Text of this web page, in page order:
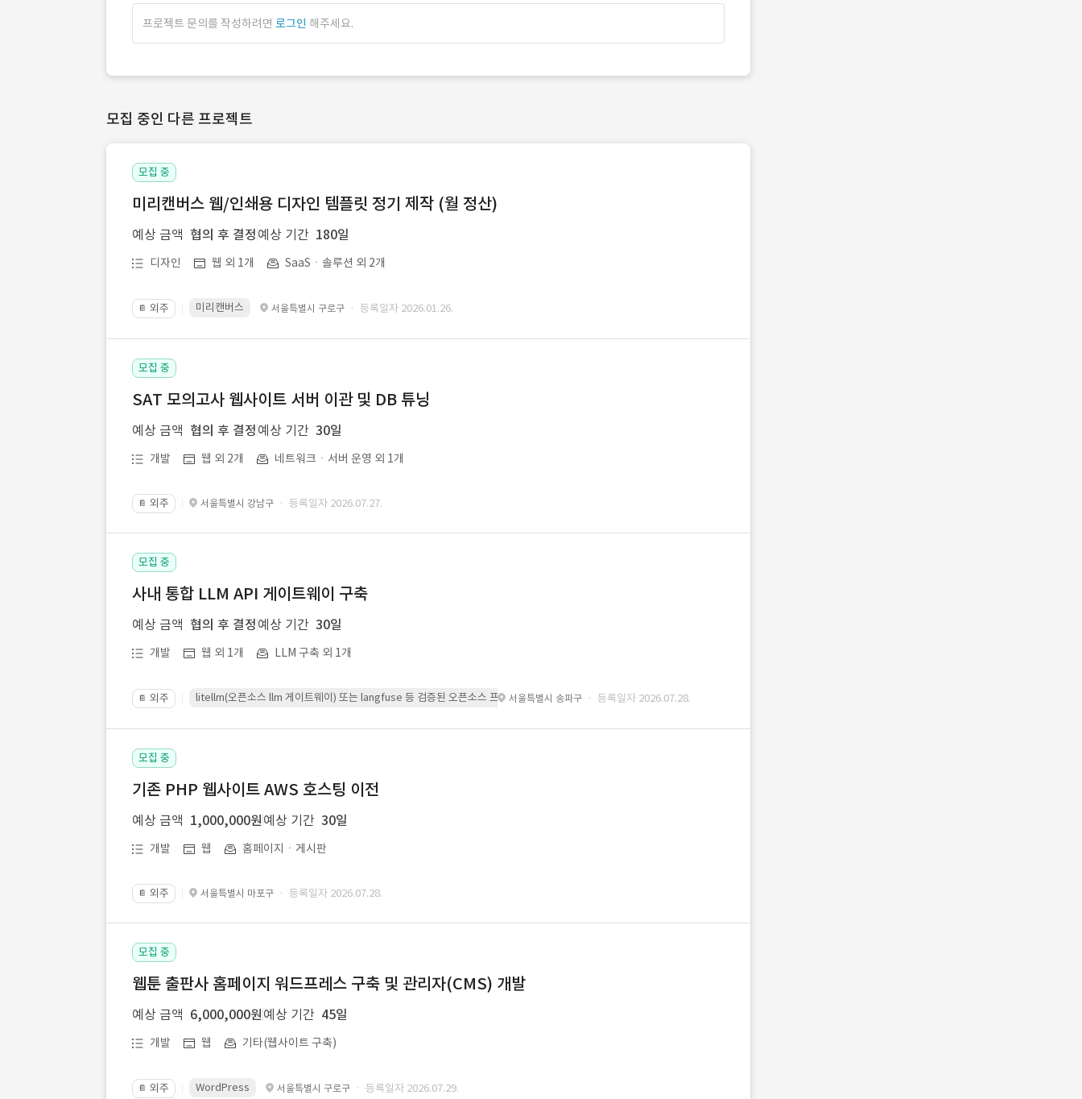
프로젝트 문의를 작성하려면 로그인 해주세요.
모집 중인 다른 프로젝트
모집 중
미리캔버스 웹/인쇄용 디자인 템플릿 정기 제작 (월 정산)
예상 금액 협의 후 결정 예상 기간 180일
디자인 웹 외 1개 SaaSㆍ솔루션 외 2개
📔 외주 미리캔버스 서울특별시 구로구 · 등록일자 2026.01.26.
모집 중
SAT 모의고사 웹사이트 서버 이관 및 DB 튜닝
예상 금액 협의 후 결정 예상 기간 30일
개발 웹 외 2개 네트워크ㆍ서버 운영 외 1개
📔 외주 서울특별시 강남구 · 등록일자 2026.07.27.
모집 중
사내 통합 LLM API 게이트웨이 구축
예상 금액 협의 후 결정 예상 기간 30일
개발 웹 외 1개 LLM 구축 외 1개
📔 외주 litellm(오픈소스 llm 게이트웨이) 또는 langfuse 등 검증된 오픈소스 프레임워크를 기반으로 시스템을 구축
서울특별시 송파구 · 등록일자 2026.07.28.
모집 중
기존 PHP 웹사이트 AWS 호스팅 이전
예상 금액 1,000,000원 예상 기간 30일
개발 웹 홈페이지ㆍ게시판
📔 외주 서울특별시 마포구 · 등록일자 2026.07.28.
모집 중
웹툰 출판사 홈페이지 워드프레스 구축 및 관리자(CMS) 개발
예상 금액 6,000,000원 예상 기간 45일
개발 웹 기타(웹사이트 구축)
📔 외주 WordPress 서울특별시 구로구 · 등록일자 2026.07.29.